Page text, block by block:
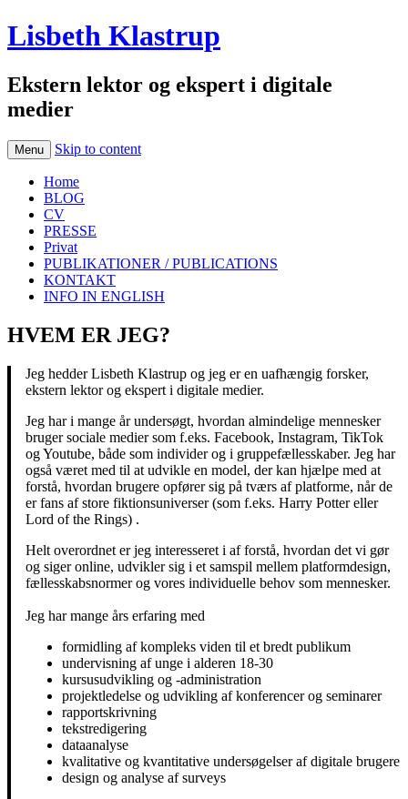
Lisbeth Klastrup
Ekstern lektor og ekspert i digitale
medier
Menu Skip to content
Home
BLOG
CV
PRESSE
Privat
PUBLIKATIONER / PUBLICATIONS
KONTAKT
INFO IN ENGLISH
HVEM ER JEG?
Jeg hedder Lisbeth Klastrup og jeg er en uafhængig forsker,
ekstern lektor og ekspert i digitale medier.
Jeg har i mange år undersøgt, hvordan almindelige mennesker
bruger sociale medier som f.eks. Facebook, Instagram, TikTok
og Youtube, både som individer og i gruppefællesskaber. Jeg har
også været med til at udvikle en model, der kan hjælpe med at
forstå, hvordan brugere opfører sig på tværs af platforme, når de
er fans af store fiktionsuniverser (som f.eks. Harry Potter eller
Lord of the Rings) .
Helt overordnet er jeg interesseret i af forstå, hvordan det vi gør
og siger online, udvikler sig i et samspil mellem platformdesign,
fællesskabsnormer og vores individuelle behov som mennesker.
Jeg har mange års erfaring med
formidling af kompleks viden til et bredt publikum
undervisning af unge i alderen 18-30
kursusudvikling og -administration
projektledelse og udvikling af konferencer og seminarer
rapportskrivning
tekstredigering
dataanalyse
kvalitative og kvantitative undersøgelser af digitale brugere
design og analyse af surveys